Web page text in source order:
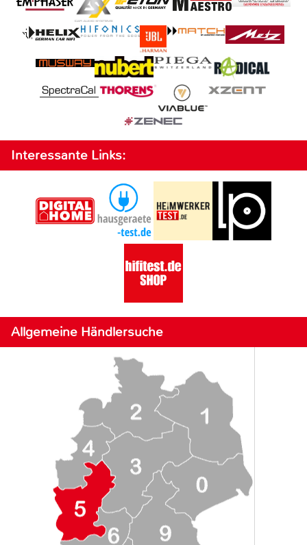
Interessante Links:
Allgemeine Händlersuche